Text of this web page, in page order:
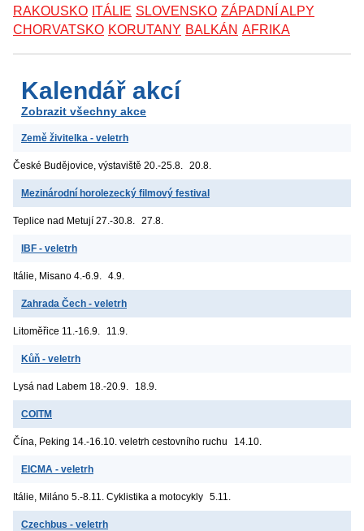
RAKOUSKO ITÁLIE SLOVENSKO ZÁPADNÍ ALPY
CHORVATSKO KORUTANY BALKÁN AFRIKA
Kalendář akcí
Zobrazit všechny akce
Země živitelka - veletrh
České Budějovice, výstaviště 20.-25.8. 20.8.
Mezinárodní horolezecký filmový festival
Teplice nad Metují 27.-30.8. 27.8.
IBF - veletrh
Itálie, Misano 4.-6.9. 4.9.
Zahrada Čech - veletrh
Litoměřice 11.-16.9. 11.9.
Kůň - veletrh
Lysá nad Labem 18.-20.9. 18.9.
COITM
Čína, Peking 14.-16.10. veletrh cestovního ruchu 14.10.
EICMA - veletrh
Itálie, Miláno 5.-8.11. Cyklistika a motocykly 5.11.
Czechbus - veletrh